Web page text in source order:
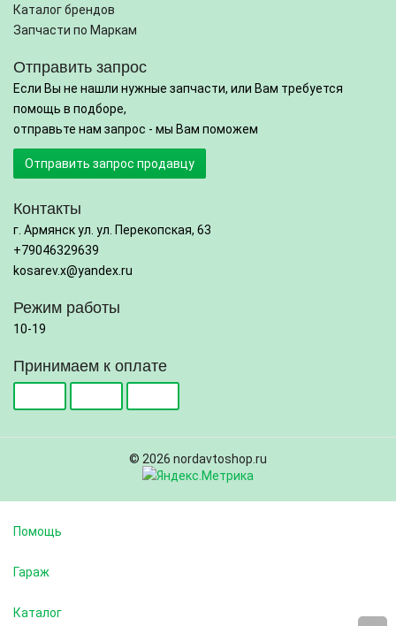
Каталог брендов
Запчасти по Маркам
Отправить запрос
Если Вы не нашли нужные запчасти, или Вам требуется
помощь в подборе,
отправьте нам запрос - мы Вам поможем
Отправить запрос продавцу
Контакты
г. Армянск ул. ул. Перекопская, 63
+79046329639
kosarev.x@yandex.ru
Режим работы
10-19
Принимаем к оплате
© 2026 nordavtoshop.ru
Помощь
Гараж
Каталог